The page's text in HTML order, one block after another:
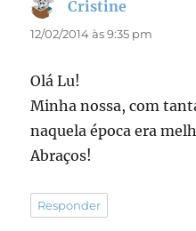
Cristine
12/02/2014 às 9:35 pm
Olá Lu!
Minha nossa, com
naquela época era
Abraços!
Responder